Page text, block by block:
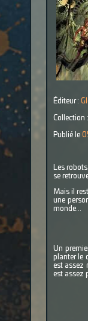
Éditeur :
Collection :
Publié le
Les
se
Mais il
une
monde...
Un
planter le
est assez
est assez